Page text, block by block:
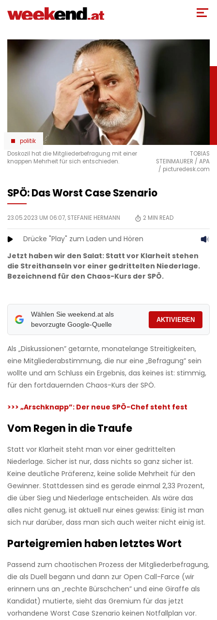
zum
politik
Doskozil hat die Mitgliederbefragung mit einer
knappen Mehrheit für sich entschieden.
TOBIAS
STEINMAURER / APA
/ picturedesk.com
SPÖ: Das Worst Case Szenario
23.05.2023 UM 06:07, STEFANIE HERMANN 2 MIN READ
Drücke "Play" zum Laden und Hören
Jetzt haben wir den Salat: Statt vor Klarheit stehen
die Streithanseln vor einer gedrittelten Niederlage.
Bezeichnend für den Chaos-Kurs der SPÖ.
Wählen Sie weekend.at als
bevorzugte Google-Quelle
AKTIVIEREN
Als „Diskussionen” getarnte, monatelange Streitigkeiten,
eine Mitgliederabstimmung, die nur eine „Befragung” sein
wollte und am Schluss ein Ergebnis, das keines ist: stimmig,
für den fortdauernden Chaos-Kurs der SPÖ.
>>> „Arschknapp”: Der neue SPÖ-Chef steht fest
Vom Regen in die Traufe
Statt vor Klarheit steht man vor einer gedrittelten
Niederlage. Sicher ist nur, dass nichts so ganz sicher ist.
Keine deutliche Präferenz, keine solide Mehrheit für den
Gewinner. Stattdessen sind es gerade einmal 2,33 Prozent,
die über Sieg und Niederlage entscheiden. Als wäre das
alles nicht genug, ist aktuell nur eines gewiss: Einig ist man
sich nur darüber, dass man sich auch weiter nicht einig ist.
Parteigremien haben letztes Wort
Passend zum chaotischen Prozess der Mitgliederbefragung,
die als Duell begann und dann zur Open Call-Farce (wir
erinnern uns an „rechte Bürschchen” und eine Giraffe als
Kandidat) mutierte, sieht das Gremium für das jetzt
vorhandene Worst Case Szenario keinen Notfallplan vor.